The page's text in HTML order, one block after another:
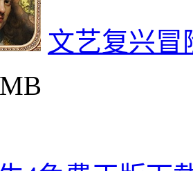
文艺复兴冒